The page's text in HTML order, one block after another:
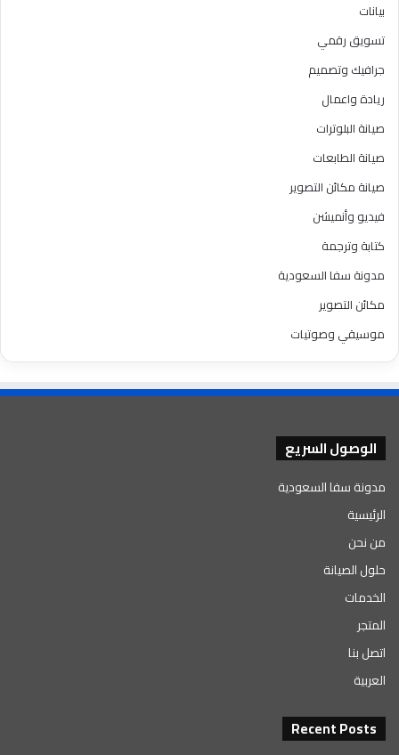
بيانات
تسويق رقمي
جرافيك وتصميم
ريادة واعمال
صيانة البلوترات
صيانة الطابعات
صيانة مكائن التصوير
فيديو وأنميشن
كتابة وترجمة
مدونة سفا السعودية
مكائن التصوير
موسيقي وصوتيات
الوصول السريع
مدونة سفا السعودية
الرئيسية
من نحن
حلول الصيانة
الخدمات
المتجر
اتصل بنا
العربية
Recent Posts